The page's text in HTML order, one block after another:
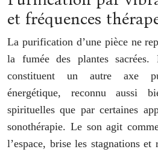
et fréquences
La purification d’une pièce ne
la fumée des plantes sacrées.
constituent un autre axe
énergétique, reconnu aussi
spirituelles que par certaines
sonothérapie. Le son agit
l’espace, brise les stagnations et